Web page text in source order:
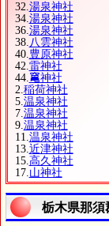
32.湯泉神社
34.湯泉神社
36.湯泉神社
38.八雲神社
40.豊原神社
42.雷神社
44.𥧄神社
2.稲荷神社
5.温泉神社
7.温泉神社
9.温泉神社
11.温泉神社
13.近津神社
15.高久神社
17.山神社
栃木県那須